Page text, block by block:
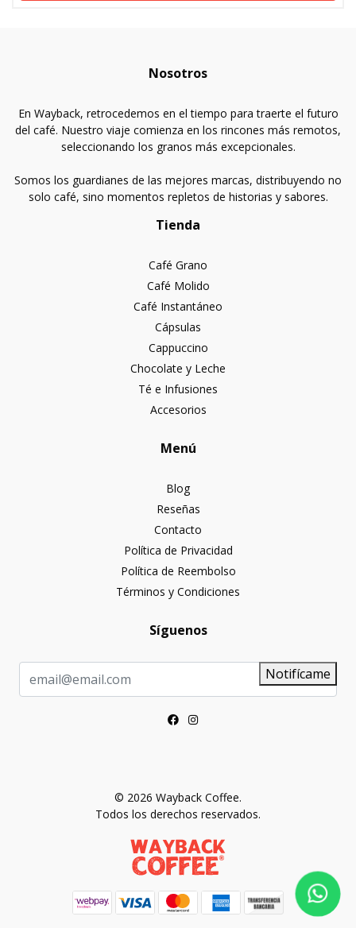
Nosotros
En Wayback, retrocedemos en el tiempo para traerte el futuro
del café. Nuestro viaje comienza en los rincones más remotos,
seleccionando los granos más excepcionales.
Somos los guardianes de las mejores marcas, distribuyendo no
solo café, sino momentos repletos de historias y sabores.
Tienda
Café Grano
Café Molido
Café Instantáneo
Cápsulas
Cappuccino
Chocolate y Leche
Té e Infusiones
Accesorios
Menú
Blog
Reseñas
Contacto
Política de Privacidad
Política de Reembolso
Términos y Condiciones
Síguenos
Notifícame
© 2026 Wayback Coffee.
Todos los derechos reservados.